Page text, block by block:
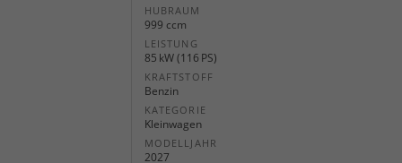
HUBRAUM
999 ccm
LEISTUNG
85 kW (116 PS)
KRAFTSTOFF
Benzin
KATEGORIE
Kleinwagen
MODELLJAHR
2027